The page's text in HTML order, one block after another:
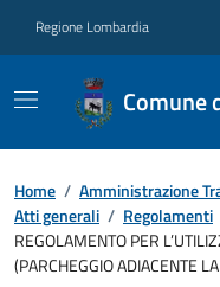
Regione Lombardia
Comune
Home / Amministrazione
Atti generali / Regolamenti
REGOLAMENTO PER
(PARCHEGGIO ADIACENTE